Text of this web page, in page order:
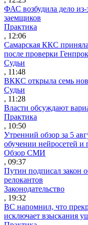
ФАС возбудила дело
заемщиков
Практика
, 12:06
Самарская ККС
после проверки
Судьи
, 11:48
ВККС открыла семь
Судьи
, 11:28
Власти обсуждают
Практика
, 10:50
Утренний обзор за 5
обучении нейросетей
Обзор СМИ
, 09:37
Путин подписал закон
релокантов
Законодательство
, 19:32
ВС напомнил, что
исключает взыскания